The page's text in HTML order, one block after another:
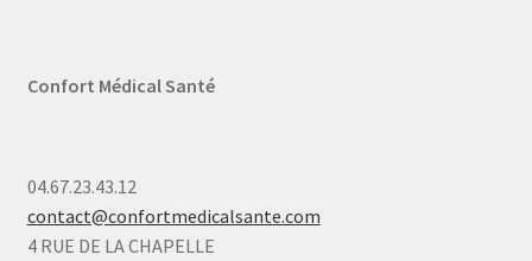
Confort Médical Santé
04.67.23.43.12
contact@confortmedicalsante.com
4 RUE DE LA CHAPELLE